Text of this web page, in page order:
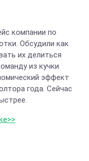
компании по
Обсудили как
их делиться
из кучки
эффект
года. Сейчас